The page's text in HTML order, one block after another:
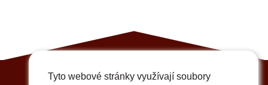
Tyto webové stránky využívají soubory